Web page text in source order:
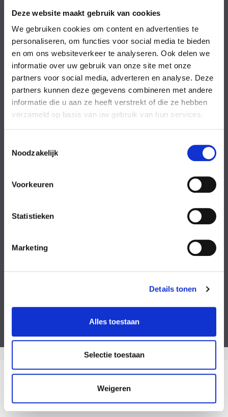
Deze website maakt gebruik van cookies
We gebruiken cookies om content en advertenties te
personaliseren, om functies voor social media te bieden
en om ons websiteverkeer te analyseren. Ook delen we
informatie over uw gebruik van onze site met onze
partners voor social media, adverteren en analyse. Deze
partners kunnen deze gegevens combineren met andere
informatie die u aan ze heeft verstrekt of die ze hebben
verzameld op basis van uw gebruik van hun services.
Noodzakelijk
Voorkeuren
Statistieken
Marketing
Details tonen
Alles toestaan
Selectie toestaan
Weigeren
Zaterdag
Feestdagen
09:00-17:00 uur
Gesloten
Stel uw vraag
Achternaam
Eventuele
opmerkingen
Privacyverklaring
Ik ga akkoord met deprivacy statement&algemene voorwaarden.
algemene voorwaarden
Zo kan het dus ook
Waarom Landelijke Alimentatiedesk?